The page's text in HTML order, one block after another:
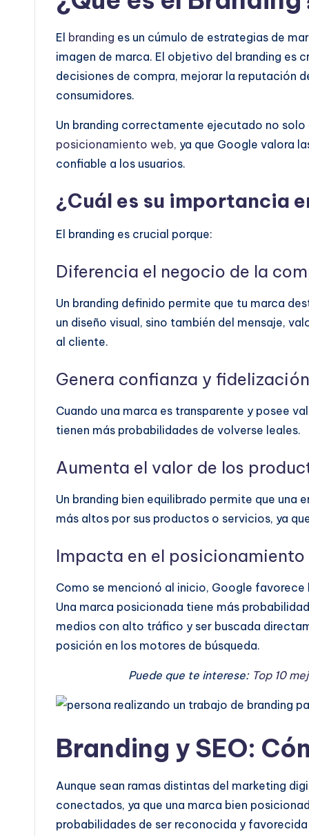
El branding es un cúmulo de estrategias de
imagen de marca. El objetivo del branding es
decisiones de compra, mejorar la reputación
consumidores.
Un branding correctamente ejecutado no
posicionamiento web, ya que Google valora
confiable a los usuarios.
¿Cuál es su importancia
El branding es crucial porque:
Diferencia el negocio de la
Un branding definido permite que tu marca
un diseño visual, sino también del mensaje,
al cliente.
Genera confianza y
Cuando una marca es transparente y posee
tienen más probabilidades de volverse leales.
Aumenta el valor de los
Un branding bien equilibrado permite que una
más altos por sus productos o servicios, ya
Impacta en el posicionamiento
Como se mencionó al inicio, Google
Una marca posicionada tiene más
medios con alto tráfico y ser buscada
posición en los motores de búsqueda.
Puede que te interese: Top 10
Branding y SEO:
Aunque sean ramas distintas del marketing
conectados, ya que una marca bien
probabilidades de ser reconocida y